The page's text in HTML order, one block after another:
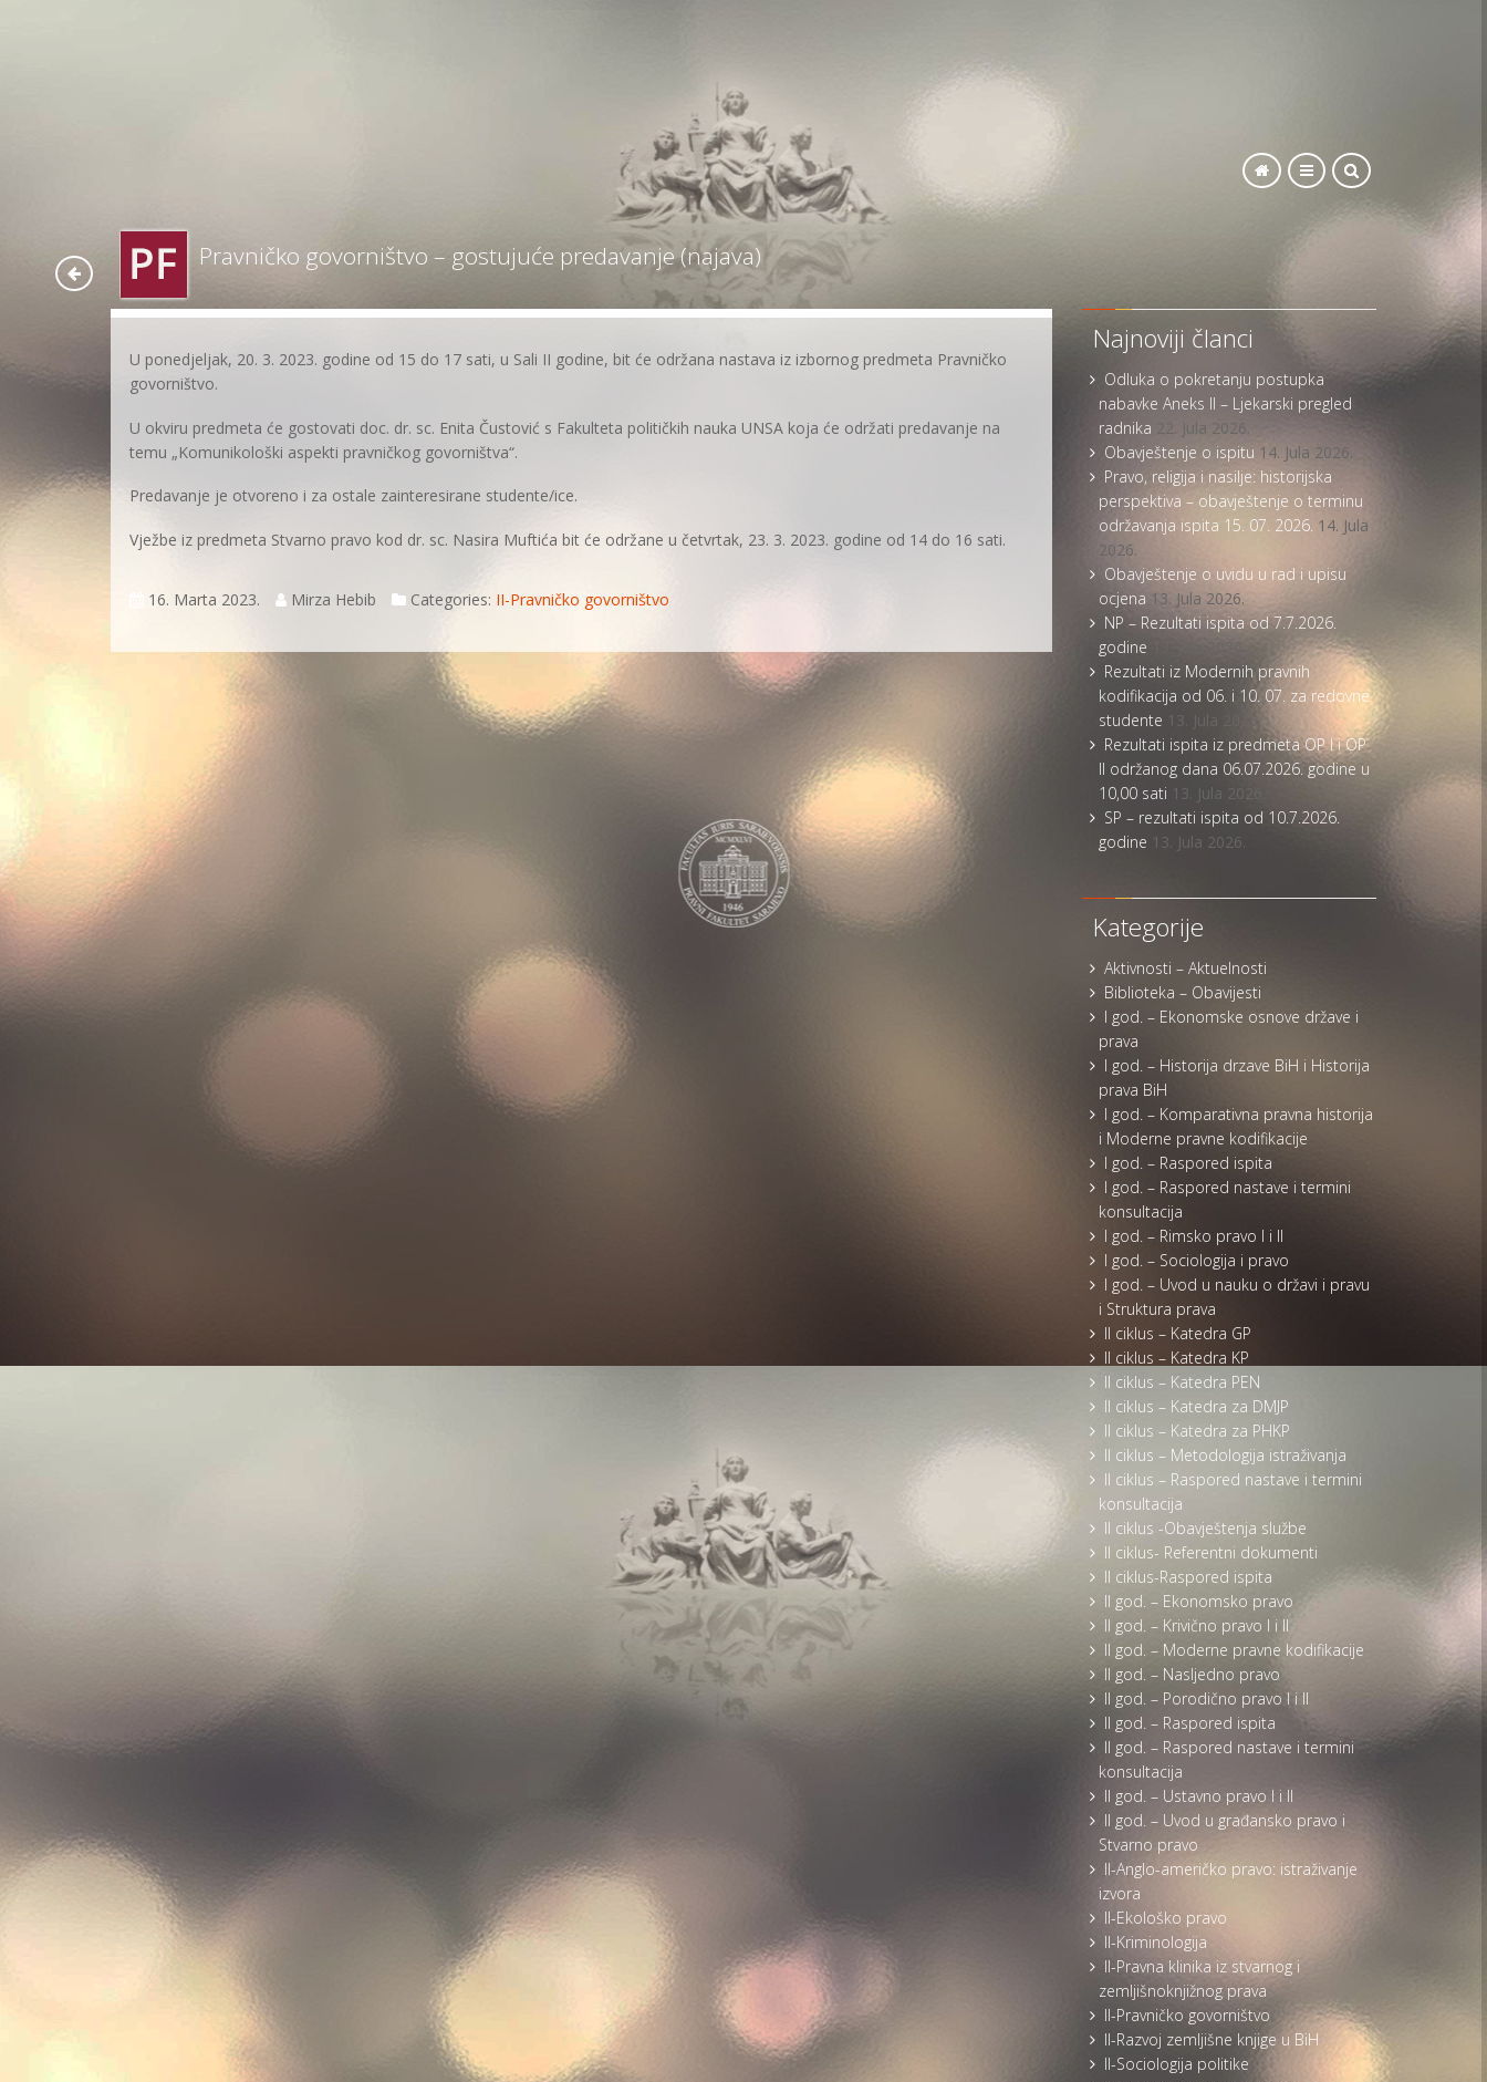
Pravničko govorništvo – gostujuće predavanje (najava)
U ponedjeljak, 20. 3. 2023. godine od 15 do 17 sati, u Sali II godine, bit će održana nastava iz izbornog predmeta Pravničko
govorništvo.
U okviru predmeta će gostovati doc. dr. sc. Enita Čustović s Fakulteta političkih nauka UNSA koja će održati predavanje na
temu „Komunikološki aspekti pravničkog govorništva“.
Predavanje je otvoreno i za ostale zainteresirane studente/ice.
Vježbe iz predmeta Stvarno pravo kod dr. sc. Nasira Muftića bit će održane u četvrtak, 23. 3. 2023. godine od 14 do 16 sati.
16. Marta 2023. Mirza Hebib Categories: II-Pravničko govorništvo
Najnoviji članci
Odluka o pokretanju postupka
nabavke Aneks II – Ljekarski pregled
radnika 22. Jula 2026.
Obavještenje o ispitu 14. Jula 2026.
Pravo, religija i nasilje: historijska
perspektiva – obavještenje o terminu
održavanja ispita 15. 07. 2026. 14. Jula
2026.
Obavještenje o uvidu u rad i upisu
ocjena 13. Jula 2026.
NP – Rezultati ispita od 7.7.2026.
godine
13. Jula 2026.
Rezultati iz Modernih pravnih
kodifikacija od 06. i 10. 07. za redovne
studente 13. Jula 2026.
Rezultati ispita iz predmeta OP I i OP
II održanog dana 06.07.2026. godine u
10,00 sati 13. Jula 2026.
SP – rezultati ispita od 10.7.2026.
godine 13. Jula 2026.
Kategorije
Aktivnosti – Aktuelnosti
Biblioteka – Obavijesti
I god. – Ekonomske osnove države i
prava
I god. – Historija drzave BiH i Historija
prava BiH
I god. – Komparativna pravna historija
i Moderne pravne kodifikacije
I god. – Raspored ispita
I god. – Raspored nastave i termini
konsultacija
I god. – Rimsko pravo I i II
I god. – Sociologija i pravo
I god. – Uvod u nauku o državi i pravu
i Struktura prava
II ciklus – Katedra GP
II ciklus – Katedra KP
II ciklus – Katedra PEN
II ciklus – Katedra za DMJP
II ciklus – Katedra za PHKP
II ciklus – Metodologija istraživanja
II ciklus – Raspored nastave i termini
konsultacija
II ciklus -Obavještenja službe
II ciklus- Referentni dokumenti
II ciklus-Raspored ispita
II god. – Ekonomsko pravo
II god. – Krivično pravo I i II
II god. – Moderne pravne kodifikacije
II god. – Nasljedno pravo
II god. – Porodično pravo I i II
II god. – Raspored ispita
II god. – Raspored nastave i termini
konsultacija
II god. – Ustavno pravo I i II
II god. – Uvod u građansko pravo i
Stvarno pravo
II-Anglo-američko pravo: istraživanje
izvora
II-Ekološko pravo
II-Kriminologija
II-Pravna klinika iz stvarnog i
zemljišnoknjižnog prava
II-Pravničko govorništvo
II-Razvoj zemljišne knjige u BiH
II-Sociologija politike